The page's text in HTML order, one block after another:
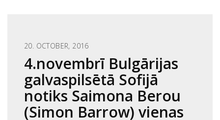
20. OCTOBER, 2016
4.novembrī Bulgārijas
galvaspilsētā Sofijā
notiks Saimona Berou
(Simon Barrow) vienas